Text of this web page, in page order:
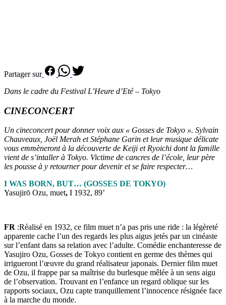
Partager sur
Dans le cadre du Festival L’Heure d’Eté – Tokyo
CINECONCERT
Un cineconcert pour donner voix aux « Gosses de Tokyo ». Sylvain
Chauveaux, Joël Merah et Stéphane Garin et leur musique délicate
vous emmèneront à la découverte de Keiji et Ryoichi dont la famille
vient de s’intaller à Tokyo. Victime de cancres de l’école, leur père
les pousse à y retourner pour devenir et se faire respecter…
I WAS BORN, BUT… (GOSSES DE TOKYO)
Yasujirō Ozu, muet, I 1932, 89’
FR :Réalisé en 1932, ce film muet n’a pas pris une ride : la légèreté
apparente cache l’un des regards les plus aigus jetés par un cinéaste
sur l’enfant dans sa relation avec l’adulte. Comédie enchanteresse de
Yasujiro Ozu, Gosses de Tokyo contient en germe des thèmes qui
irrigueront l’œuvre du grand réalisateur japonais. Dernier film muet
de Ozu, il frappe par sa maîtrise du burlesque mêlée à un sens aigu
de l’observation. Trouvant en l’enfance un regard oblique sur les
rapports sociaux, Ozu capte tranquillement l’innocence résignée face
à la marche du monde.